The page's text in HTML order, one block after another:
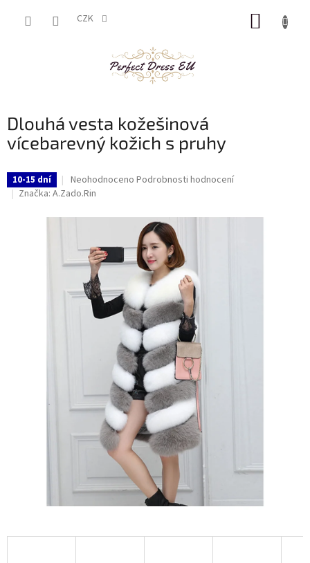
CZK
Dlouhá vesta kožešinová
vícebarevný kožich s pruhy
10-15 dní
Průměrné
hodnocení
je
hvězdiček.
Neohodnoceno Podrobnosti hodnocení
Značka: A.Zado.Rin